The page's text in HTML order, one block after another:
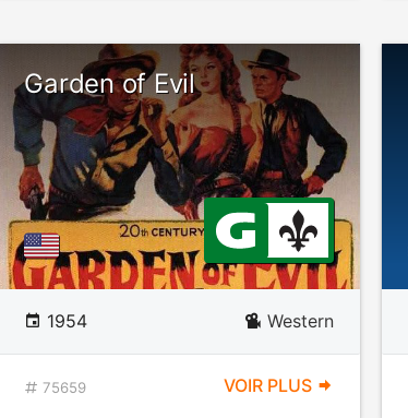
Garden of Evil
1954 Western
75659 VOIR PLUS